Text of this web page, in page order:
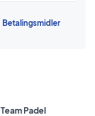
Betalingsmidler
Padel